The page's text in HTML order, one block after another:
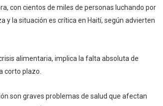
con cientos de miles de personas luchando por
y la situación es crítica en Haití, según advierten
alimentaria, implica la falta absoluta de
corto plazo.
son graves problemas de salud que afectan